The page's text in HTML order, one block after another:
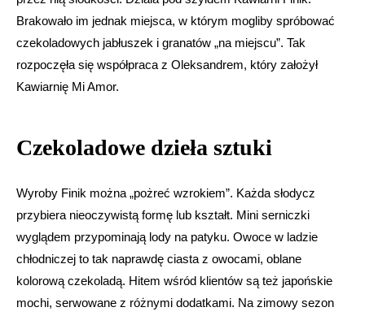
Brakowało im jednak miejsca, w którym mogliby spróbować
czekoladowych jabłuszek i granatów „na miejscu”. Tak
rozpoczęła się współpraca z Oleksandrem, który założył
Kawiarnię Mi Amor.
Czekoladowe dzieła sztuki
Wyroby Finik można „pożreć wzrokiem”. Każda słodycz
przybiera nieoczywistą formę lub kształt. Mini serniczki
wyglądem przypominają lody na patyku. Owoce w ladzie
chłodniczej to tak naprawdę ciasta z owocami, oblane
kolorową czekoladą. Hitem wśród klientów są też japońskie
mochi, serwowane z różnymi dodatkami. Na zimowy sezon